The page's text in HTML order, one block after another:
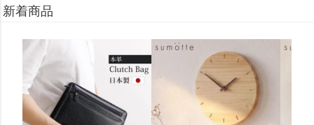
新着商品